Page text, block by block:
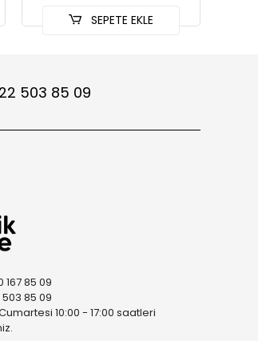
SEPETE EKLE
503 85 09
167 85 09
85 09
10:00 - 17:00 saatleri